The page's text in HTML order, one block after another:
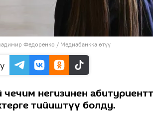
Федоренко / Медиабанкка өтүү
негизинен
тийиштүү болду.